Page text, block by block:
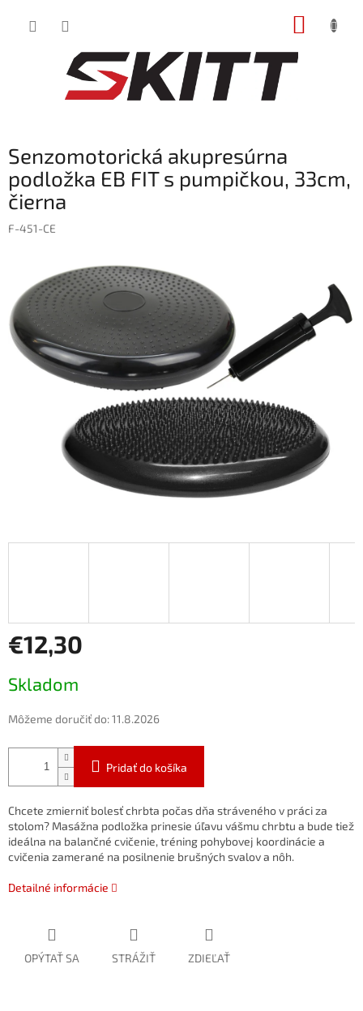
Senzomotorická akupresúrna
podložka EB FIT s pumpičkou, 33cm,
čierna
F-451-CE
€12,30
cena:
Skladom
Môžeme doručiť do:11.8.2026
Pridať do košíka
Chcete zmierniť bolesťchrbta počasdňa strávenéhov práciza
stolom? Masážna podložka prinesie úľavu vášmu chrbtu a bude tiež
ideálna na balančné cvičenie, tréning pohybovej koordinácie a
cvičenia zamerané na posilnenie brušných svalova nôh.
Detailné informácie
OPÝTAŤ SA STRÁŽIŤ ZDIEĽAŤ